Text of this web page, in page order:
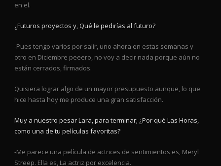
en el.
¿Futuros proyectos y, Qué le pedirías al futuro?
-Pues tengo varios por salir, uno ahora en estas semanas y
otro en Diciembre peeero, no voy a decir nada porque aún no
están cerrados, firmados.
Quisiera lograr algo de un mayor presupuesto aunque, lo que
hice hasta hoy me produce una gran satisfacción.
Muy a nuestro pesar Lara, para terminar; ¿Por qué Las Horas,
como una de tu películas favoritas?
-Me parece una película de actrices de sentimientos es, Meryl
Streep. Ella es, La actriz por excelencia.